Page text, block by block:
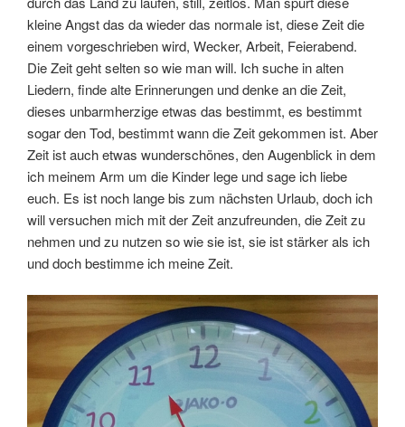
kleine Angst das da wieder das normale ist, diese Zeit die
einem vorgeschrieben wird, Wecker, Arbeit, Feierabend.
Die Zeit geht selten so wie man will. Ich suche in alten
Liedern, finde alte Erinnerungen und denke an die Zeit,
dieses unbarmherzige etwas das bestimmt, es bestimmt
sogar den Tod, bestimmt wann die Zeit gekommen ist. Aber
Zeit ist auch etwas wunderschönes, den Augenblick in dem
ich meinem Arm um die Kinder lege und sage ich liebe
euch. Es ist noch lange bis zum nächsten Urlaub, doch ich
will versuchen mich mit der Zeit anzufreunden, die Zeit zu
nehmen und zu nutzen so wie sie ist, sie ist stärker als ich
und doch bestimme ich meine Zeit.